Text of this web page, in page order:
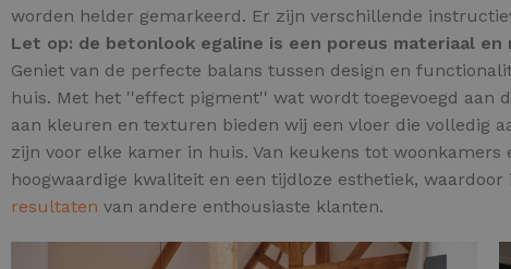
worden helder gemarkeerd. Er zijn verschillende
Let op: de betonlook egaline is een poreus materiaal
Geniet van de perfecte balans tussen design en
huis. Met het ''effect pigment'' wat wordt toegevoegd aan
aan kleuren en texturen bieden wij een vloer die volledig
zijn voor elke kamer in huis. Van keukens tot
hoogwaardige kwaliteit en een tijdloze esthetiek,
resultaten van andere enthousiaste klanten.